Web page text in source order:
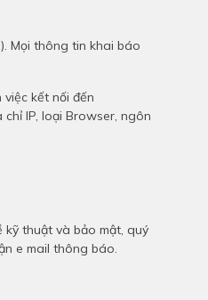
Mọi thông tin khai báo
kết nối đến
IP, loại Browser, ngôn
kỹ thuật và bảo mật, quý
e mail thông báo.